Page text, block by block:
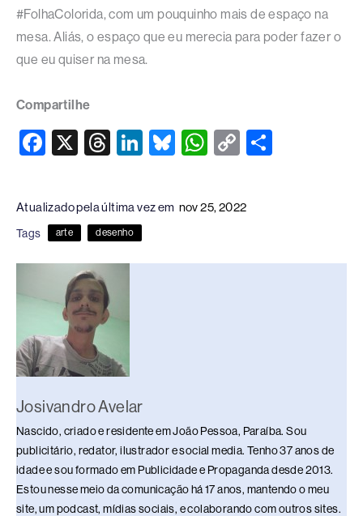
#FolhaColorida, com um pouquinho mais de espaço na
mesa. Aliás, o espaço que eu merecia para poder fazer o
que eu quiser na mesa.
Compartilhe
F
e
b
o
o
X
T
a
d
s
Li
e
n
Bl
sk
W
s
p
C
y
n
Atualizado pela última vez em nov 25, 2022
Tags arte desenho
Josivandro Avelar
Nascido, criado e residente em João Pessoa, Paraíba. Sou
publicitário, redator, ilustrador e social media. Tenho 37 anos de
idade e sou formado em Publicidade e Propaganda desde 2013.
Estou nesse meio da comunicação há 17 anos, mantendo o meu
site, um podcast, mídias sociais, e colaborando com outros sites.